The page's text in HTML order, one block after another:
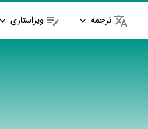
ترجمه ویراستاری